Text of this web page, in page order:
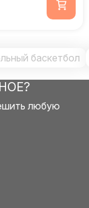
баскетбол
любую